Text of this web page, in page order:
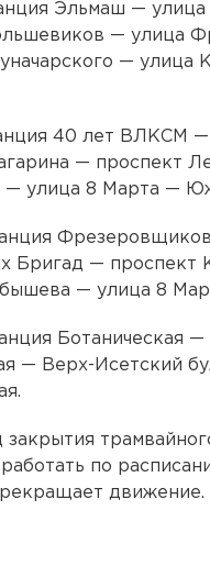
Эльмаш — улица
— улица
— улица
40 лет ВЛКСМ
— проспект
— улица 8 Марта —
Бригад — проспект
— улица 8
Ботаническая
— Верх-Исетский
закрытия
работать по
движение.